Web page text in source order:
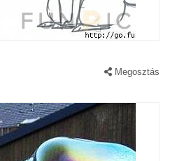
Megosztás